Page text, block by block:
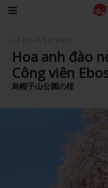
Hoa anh đào
Công viên
烏帽子山公園の桜